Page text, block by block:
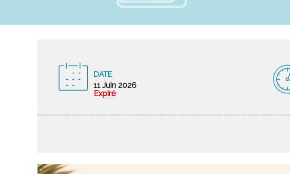
DATE
11 Juin 2026
Expiré